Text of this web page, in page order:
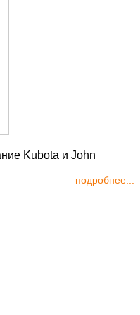
подробнее...